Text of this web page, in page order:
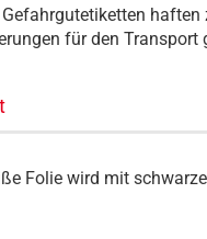
Gefahrgutetiketten
für den Transport
Folie wird mit